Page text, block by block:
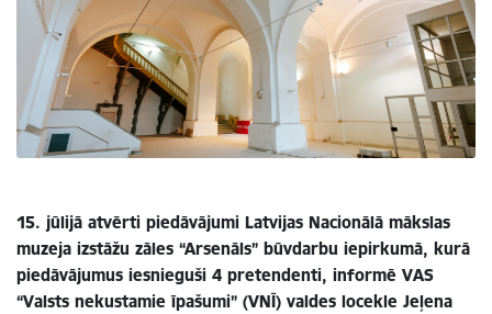
15. jūlijā atvērti piedāvājumi Latvijas Nacionālā mākslas
muzeja izstāžu zāles “Arsenāls” būvdarbu iepirkumā, kurā
piedāvājumus iesnieguši 4 pretendenti, informē VAS
“Valsts nekustamie īpašumi” (VNĪ) valdes locekle Jeļena